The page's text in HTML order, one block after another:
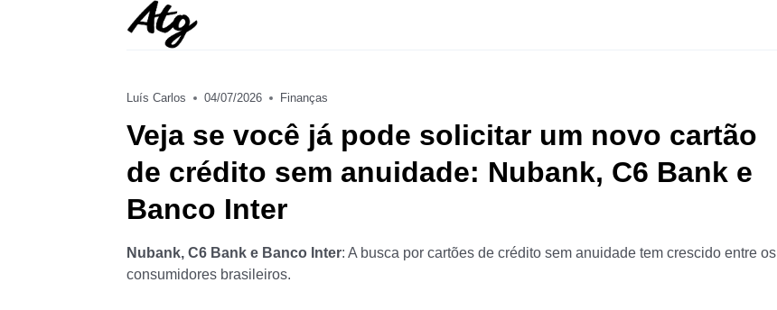
Luís Carlos 04/07/2026 Finanças
Veja se você já pode solicitar um novo cartão
de crédito sem anuidade: Nubank, C6 Bank e
Banco Inter
Nubank, C6 Bank e Banco Inter: A busca por cartões de crédito sem anuidade tem crescido entre os
consumidores brasileiros.